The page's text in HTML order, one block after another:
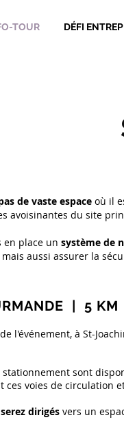
TOUR DÉFI
de vaste espace où il
avoisinantes du site
en place un système de
aussi assurer la
| 5
l'événement, à St-
stationnement sont
ces voies de circulation
dirigés vers un